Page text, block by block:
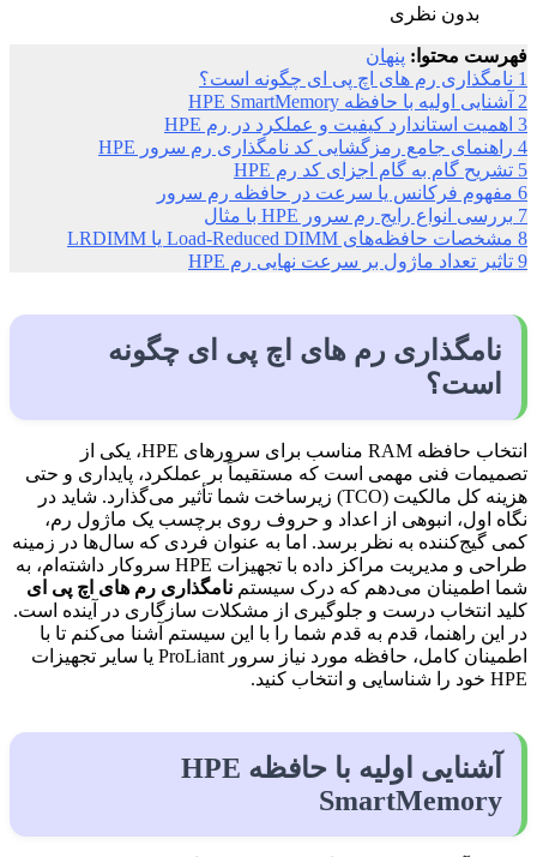
بدون نظری
فهرست محتوا: پنهان
1 نامگذاری رم های اچ پی ای چگونه است؟
2 آشنایی اولیه با حافظه HPE SmartMemory
3 اهمیت استاندارد کیفیت و عملکرد در رم HPE
4 راهنمای جامع رمزگشایی کد نامگذاری رم سرور HPE
5 تشریح گام به گام اجزای کد رم HPE
6 مفهوم فرکانس یا سرعت در حافظه رم سرور
7 بررسی انواع رایج رم سرور HPE با مثال
8 مشخصات حافظه‌های Load-Reduced DIMM یا LRDIMM
9 تاثیر تعداد ماژول بر سرعت نهایی رم HPE
نامگذاری رم های اچ پی ای چگونه
است؟
انتخاب حافظه RAM مناسب برای سرورهای HPE، یکی از
تصمیمات فنی مهمی است که مستقیماً بر عملکرد، پایداری و حتی
هزینه کل مالکیت (TCO) زیرساخت شما تأثیر می‌گذارد. شاید در
نگاه اول، انبوهی از اعداد و حروف روی برچسب یک ماژول رم،
کمی گیج‌کننده به نظر برسد. اما به عنوان فردی که سال‌ها در زمینه
طراحی و مدیریت مراکز داده با تجهیزات HPE سروکار داشته‌ام، به
شما اطمینان می‌دهم که درک سیستم نامگذاری رم های اچ پی ای
کلید انتخاب درست و جلوگیری از مشکلات سازگاری در آینده است.
در این راهنما، قدم به قدم شما را با این سیستم آشنا می‌کنم تا با
اطمینان کامل، حافظه مورد نیاز سرور ProLiant یا سایر تجهیزات
HPE خود را شناسایی و انتخاب کنید.
آشنایی اولیه با حافظه HPE
SmartMemory